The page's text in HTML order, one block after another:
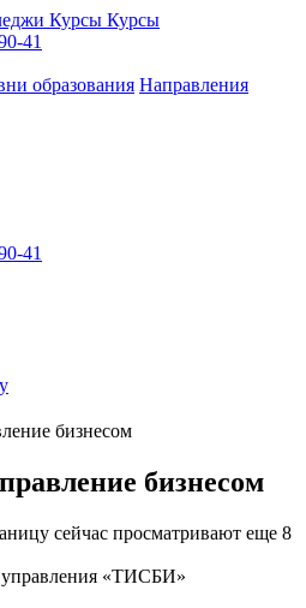
Курсы Курсы
41
образования Направления
41
бизнесом
бизнесом
сейчас просматривают еще 8